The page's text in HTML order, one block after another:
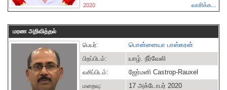
2020
வாசிக்க...
மரண அறிவித்தல்
பெயர்:
பொன்னையா பாஸ்கரன்
பிறப்பிடம்: யாழ். நீர்வேலி
வசிப்பிடம்: ஜேர்மனி Castrop-Rauxel
மறைவு: 17 அக்டோபர் 2020